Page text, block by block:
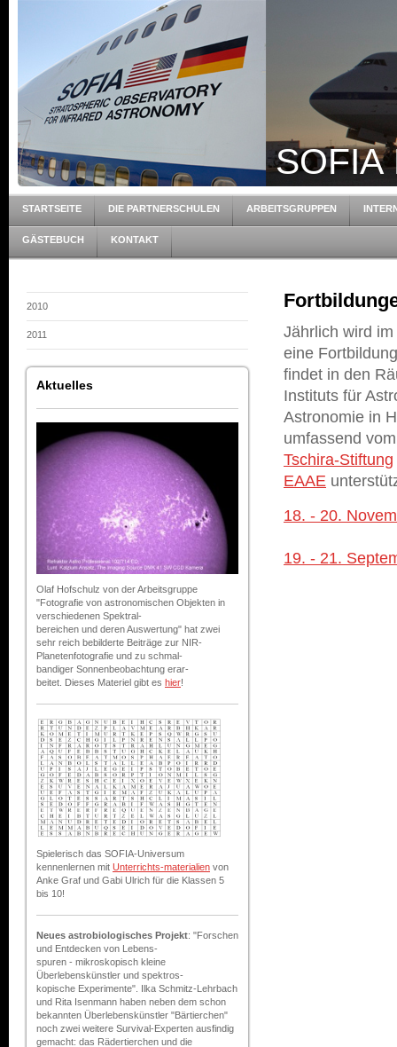
SOFIA
STARTSEITE DIE PARTNERSCHULEN ARBEITSGRUPPEN
GÄSTEBUCH KONTAKT
2010
2011
Aktuelles
Olaf Hofschulz von der Arbeitsgruppe
"Fotografie von astronomischen Objekten in
verschiedenen Spektral-
bereichen und deren Auswertung" hat zwei
sehr reich bebilderte Beiträge zur NIR-
Planetenfotografie und zu schmal-
bandiger Sonnenbeobachtung erar-
beitet. Dieses Materiel gibt es hier!
Spielerisch das SOFIA-Universum
kennenlernen mit Unterrichts-materialien von
Anke Graf und Gabi Ulrich für die Klassen 5
bis 10!
Neues astrobiologisches Projekt: "Forschen
und Entdecken von Lebens-
spuren - mikroskopisch kleine
Überlebenskünstler und spektros-
kopische Experimente". Ilka Schmitz-Lehrbach
und Rita Isenmann haben neben dem schon
bekannten Überlebenskünstler "Bärtierchen"
noch zwei weitere Survival-Experten ausfindig
gemacht: das Rädertierchen und die
Jährlich wird
eine
findet in den
Instituts für
Astronomie in
umfassend
Tschira-Stiftung
EAAE
18. - 20.
19. - 21.